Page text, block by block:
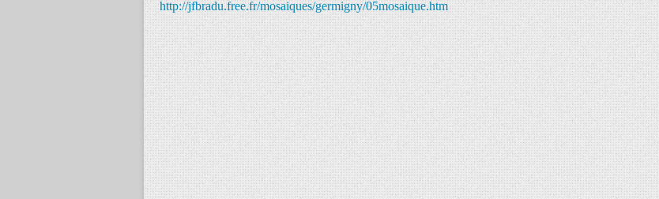
http://jfbradu.free.fr/mosaiques/germigny/05mosaique.htm